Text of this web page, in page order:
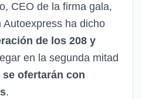
CEO de la firma gala,
ha dicho
de los 208 y
en la segunda mitad
ofertarán con
.